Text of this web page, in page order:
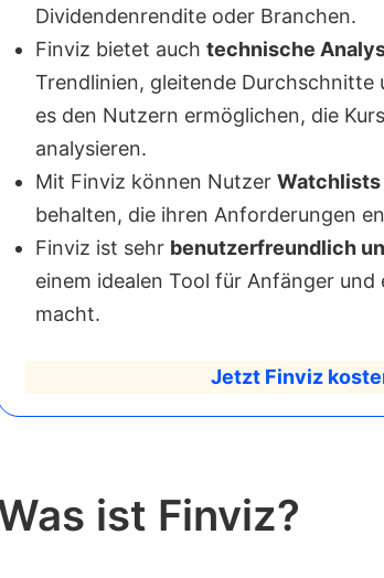
Dividendenrendite oder Branchen.
Finviz bietet auch technische
Trendlinien, gleitende
es den Nutzern ermöglichen, die
analysieren.
Mit Finviz können Nutzer Watchlists
behalten, die ihren Anforderungen
Finviz ist sehr benutzerfreundlich
einem idealen Tool für Anfänger
macht.
Jetzt Finviz
ist Finviz?